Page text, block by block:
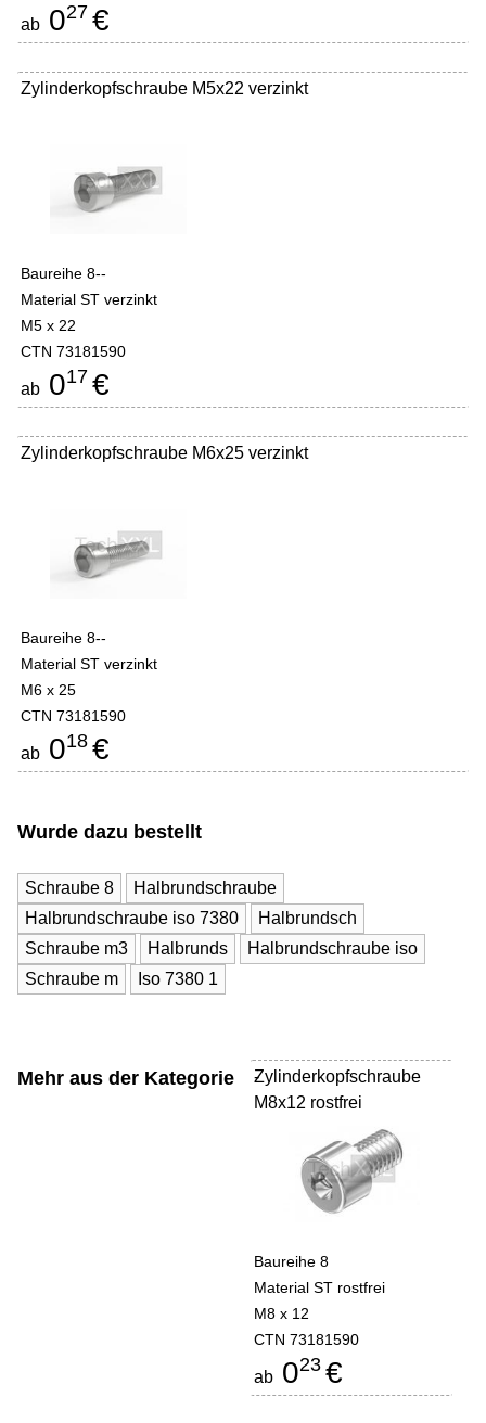
ab 027 €
Zylinderkopfschraube M5x22 verzinkt
Baureihe 8--
Material ST verzinkt
M5 x 22
CTN 73181590
ab 017 €
Zylinderkopfschraube M6x25 verzinkt
Baureihe 8--
Material ST verzinkt
M6 x 25
CTN 73181590
ab 018 €
Wurde dazu bestellt
Schraube 8
Halbrundschraube
Halbrundschraube iso 7380
Halbrundsch
Schraube m3
Halbrunds
Halbrundschraube iso
Schraube m
Iso 7380 1
Mehr aus der Kategorie
Zylinderkopfschraube
M8x12 rostfrei
-
Baureihe 8
Material ST rostfrei
M8 x 12
CTN 73181590
ab 023 €